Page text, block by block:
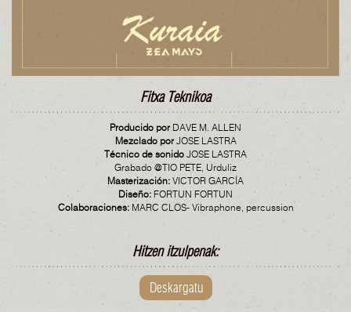
Fitxa Teknikoa
Producido por DAVE M. ALLEN
Mezclado porJOSE LASTRA
Técnico de sonido JOSE LASTRA
Grabado @TIO PETE, Urduliz
Masterización: VICTOR GARCÍA
Diseño: FORTUN FORTUN
Colaboraciones:MARC CLOS- Vibraphone, percussion
Hitzen itzulpenak:
Deskargatu